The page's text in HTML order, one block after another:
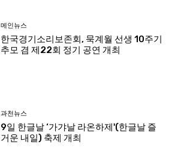
메인뉴스
한국경기소리보존회, 묵계월 선생 10주기
추모 겸 제22회 정기 공연 개최
과천뉴스
9일 한글날 ‘가갸날 라온하제'(한글날 즐
거운 내일) 축제 개최